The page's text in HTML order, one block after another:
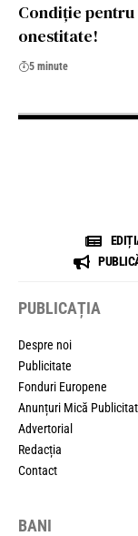
Condiție
onestitate!
5 minute
PUBLICAȚIA
Despre noi
Publicitate
Fonduri Europene
Anunțuri Mică
Advertorial
Redacția
Contact
BANI